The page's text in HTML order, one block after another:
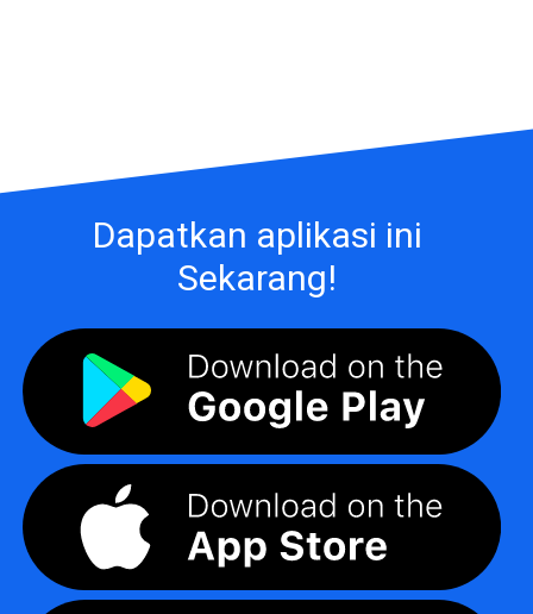
Dapatkan aplikasi ini
Sekarang!